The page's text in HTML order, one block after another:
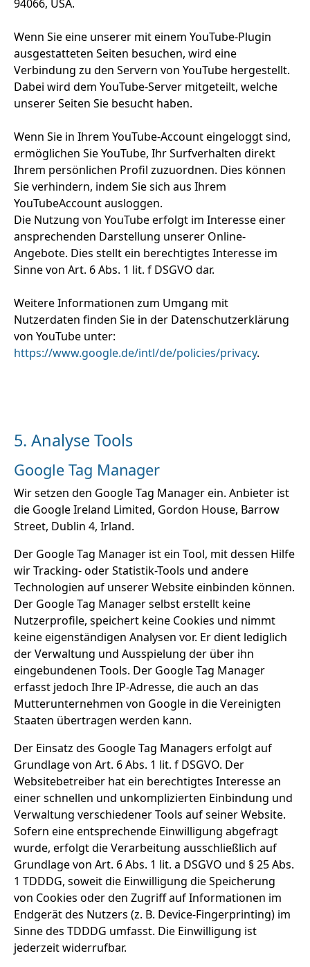
94066, USA.
Wenn Sie eine unserer mit einem YouTube-Plugin
ausgestatteten Seiten besuchen, wird eine
Verbindung zu den Servern von YouTube hergestellt.
Dabei wird dem YouTube-Server mitgeteilt, welche
unserer Seiten Sie besucht haben.
Wenn Sie in Ihrem YouTube-Account eingeloggt sind,
ermöglichen Sie YouTube, Ihr Surfverhalten direkt
Ihrem persönlichen Profil zuzuordnen. Dies können
Sie verhindern, indem Sie sich aus Ihrem
YouTubeAccount ausloggen.
Die Nutzung von YouTube erfolgt im Interesse einer
ansprechenden Darstellung unserer Online-
Angebote. Dies stellt ein berechtigtes Interesse im
Sinne von Art. 6 Abs. 1 lit. f DSGVO dar.
Weitere Informationen zum Umgang mit
Nutzerdaten finden Sie in der Datenschutzerklärung
von YouTube unter:
https://www.google.de/intl/de/policies/privacy.
5. Analyse Tools
Google Tag Manager
Wir setzen den Google Tag Manager ein. Anbieter ist
die Google Ireland Limited, Gordon House, Barrow
Street, Dublin 4, Irland.
Der Google Tag Manager ist ein Tool, mit dessen Hilfe
wir Tracking- oder Statistik-Tools und andere
Technologien auf unserer Website einbinden können.
Der Google Tag Manager selbst erstellt keine
Nutzerprofile, speichert keine Cookies und nimmt
keine eigenständigen Analysen vor. Er dient lediglich
der Verwaltung und Ausspielung der über ihn
eingebundenen Tools. Der Google Tag Manager
erfasst jedoch Ihre IP-Adresse, die auch an das
Mutterunternehmen von Google in die Vereinigten
Staaten übertragen werden kann.
Der Einsatz des Google Tag Managers erfolgt auf
Grundlage von Art. 6 Abs. 1 lit. f DSGVO. Der
Websitebetreiber hat ein berechtigtes Interesse an
einer schnellen und unkomplizierten Einbindung und
Verwaltung verschiedener Tools auf seiner Website.
Sofern eine entsprechende Einwilligung abgefragt
wurde, erfolgt die Verarbeitung ausschließlich auf
Grundlage von Art. 6 Abs. 1 lit. a DSGVO und § 25 Abs.
1 TDDDG, soweit die Einwilligung die Speicherung
von Cookies oder den Zugriff auf Informationen im
Endgerät des Nutzers (z. B. Device-Fingerprinting) im
Sinne des TDDDG umfasst. Die Einwilligung ist
jederzeit widerrufbar.